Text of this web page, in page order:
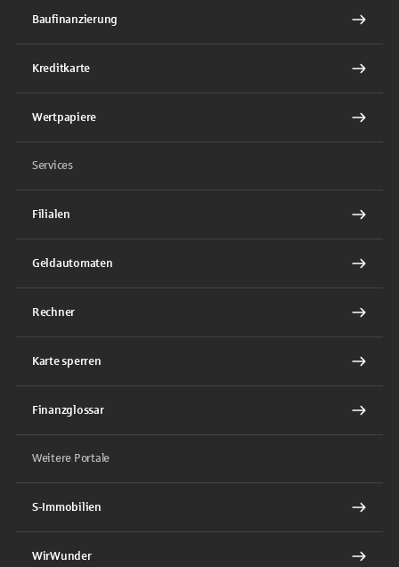
Baufinanzierung
Kreditkarte
Wertpapiere
Services
Filialen
Geldautomaten
Rechner
Karte sperren
Finanzglossar
Weitere Portale
S-Immobilien
WirWunder